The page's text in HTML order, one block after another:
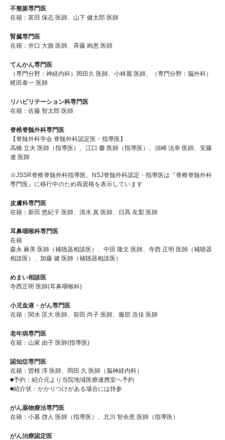
不整脈専門医
在籍：富田 保志 医師、山下 健太郎 医師
腎臓専門医
在籍：井口 大旗 医師、斉藤 絢恵 医師
てんかん専門医
（専門分野：神経内科）岡田久 医師、小林麗 医師、（専門分野：脳外科）
梶田泰一 医師
リハビリテーション科専門医
在籍：佐藤 智太郎 医師
脊椎脊髄外科専門医
【脊髄外科学会 脊髄外科認定医・指導医】
高橋 立夫 医師（指導医）、江口 馨 医師（指導医）、須崎 法幸 医師、安藤
遼 医師
※JSSR脊椎脊髄外科指導医、NSJ脊髄外科認定・指導医は『脊椎脊髄外科
専門医』に移行中のため両資格を表示しています
皮膚科専門医
在籍：新田 悠紀子 医師、清水 真 医師、日髙 友梨 医師
耳鼻咽喉科専門医
在籍
森永 麻美 医師（補聴器相談医）、中田 隆文 医師、寺西 正明 医師（補聴器
相談医）、加藤 健 医師（補聴器相談医）
めまい相談医
寺西正明 医師(耳鼻咽喉科)
小児血液・がん専門医
在籍：関水 匡大 医師、前田 尚子 医師、服部 浩佳 医師
老年病専門医
在籍：山家 由子 医師(指導医)
認知症専門医
在籍：曽根 淳 医師、岡田 久 医師（脳神経内科）
■予約：紹介元より当院地域医療連携室へ予約
■紹介状：かかりつけがある場合には持参
がん薬物療法専門医
在籍：小暮 啓人 医師（指導医）、北川 智余恵 医師（指導医）
がん治療認定医